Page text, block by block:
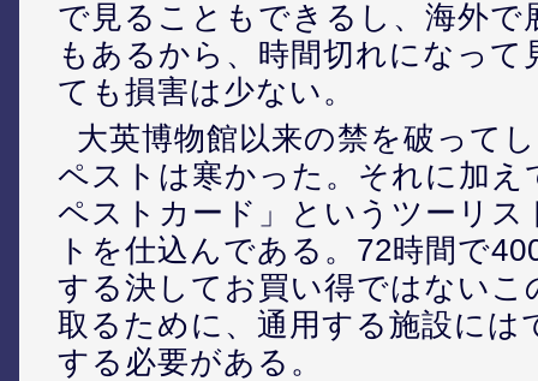
で見ることもできるし、海外で
もあるから、時間切れになって
ても損害は少ない。
大英博物館以来の禁を破って
ペストは寒かった。それに加え
ペストカード」というツーリス
トを仕込んである。72時間で
する決してお買い得ではないこ
取るために、通用する施設には
する必要がある。